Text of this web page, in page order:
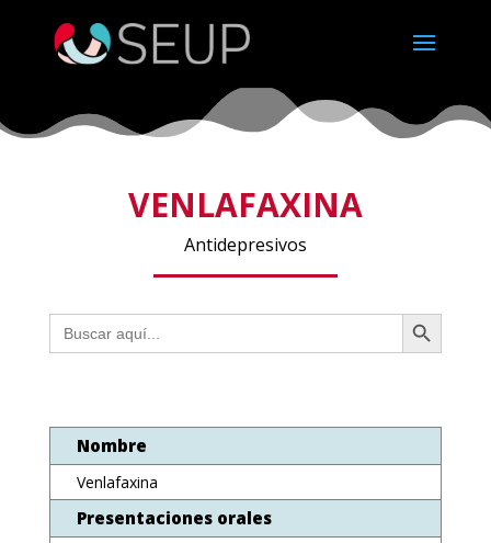
VENLAFAXINA
Antidepresivos
Buscar: Botón de búsqueda
Nombre
Venlafaxina
Presentaciones orales